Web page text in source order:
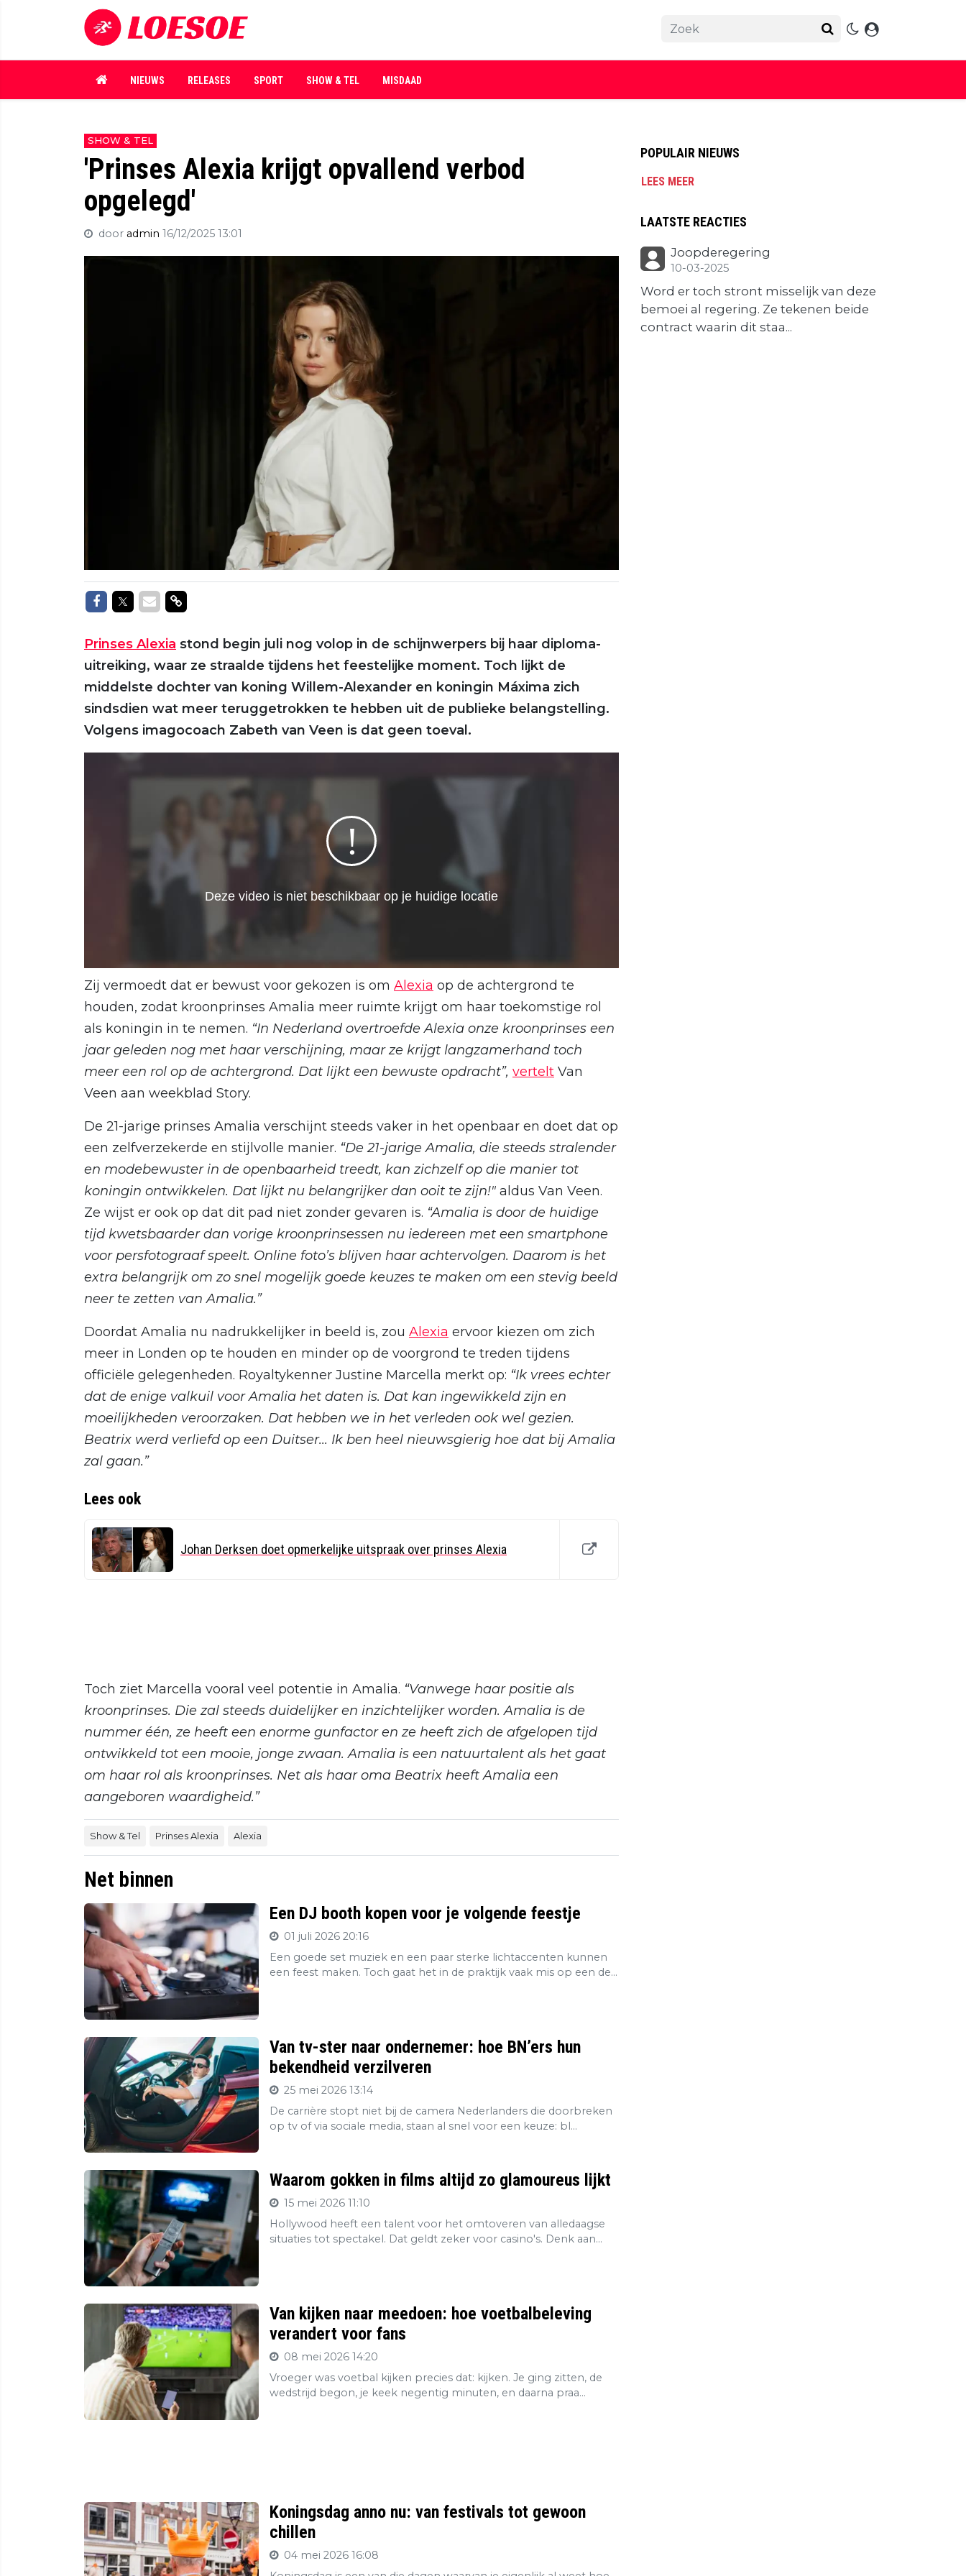
NIEUWS RELEASES SPORT SHOW & TEL MISDAAD
SHOW & TEL
'Prinses Alexia krijgt opvallend verbod
opgelegd'
door admin 16/12/2025 13:01
Delen op Facebook
Delen op Twitter
Delen via Mail
Delen via link
Prinses Alexia stond begin juli nog volop in de schijnwerpers bij haar diploma-
uitreiking, waar ze straalde tijdens het feestelijke moment. Toch lijkt de
middelste dochter van koning Willem-Alexander en koningin Máxima zich
sindsdien wat meer teruggetrokken te hebben uit de publieke belangstelling.
Volgens imagocoach Zabeth van Veen is dat geen toeval.
Zij vermoedt dat er bewust voor gekozen is om Alexia op de achtergrond te
houden, zodat kroonprinses Amalia meer ruimte krijgt om haar toekomstige rol
als koningin in te nemen. “In Nederland overtroefde Alexia onze kroonprinses een
jaar geleden nog met haar verschijning, maar ze krijgt langzamerhand toch
meer een rol op de achtergrond. Dat lijkt een bewuste opdracht”, vertelt Van
Veen aan weekblad Story.
De 21-jarige prinses Amalia verschijnt steeds vaker in het openbaar en doet dat op
een zelfverzekerde en stijlvolle manier. “De 21-jarige Amalia, die steeds stralender
en modebewuster in de openbaarheid treedt, kan zichzelf op die manier tot
koningin ontwikkelen. Dat lijkt nu belangrijker dan ooit te zijn!" aldus Van Veen.
Ze wijst er ook op dat dit pad niet zonder gevaren is. “Amalia is door de huidige
tijd kwetsbaarder dan vorige kroonprinsessen nu iedereen met een smartphone
voor persfotograaf speelt. Online foto’s blijven haar achtervolgen. Daarom is het
extra belangrijk om zo snel mogelijk goede keuzes te maken om een stevig beeld
neer te zetten van Amalia.”
Doordat Amalia nu nadrukkelijker in beeld is, zou Alexia ervoor kiezen om zich
meer in Londen op te houden en minder op de voorgrond te treden tijdens
officiële gelegenheden. Royaltykenner Justine Marcella merkt op: “Ik vrees echter
dat de enige valkuil voor Amalia het daten is. Dat kan ingewikkeld zijn en
moeilijkheden veroorzaken. Dat hebben we in het verleden ook wel gezien.
Beatrix werd verliefd op een Duitser... Ik ben heel nieuwsgierig hoe dat bij Amalia
zal gaan.”
Lees ook
Johan Derksen doet opmerkelijke uitspraak over prinses Alexia
Toch ziet Marcella vooral veel potentie in Amalia. “Vanwege haar positie als
kroonprinses. Die zal steeds duidelijker en inzichtelijker worden. Amalia is de
nummer één, ze heeft een enorme gunfactor en ze heeft zich de afgelopen tijd
ontwikkeld tot een mooie, jonge zwaan. Amalia is een natuurtalent als het gaat
om haar rol als kroonprinses. Net als haar oma Beatrix heeft Amalia een
aangeboren waardigheid.”
Show & Tel Prinses Alexia Alexia
Net binnen
Een DJ booth kopen voor je volgende feestje
01 juli 2026 20:16
Een goede set muziek en een paar sterke lichtaccenten kunnen
een feest maken. Toch gaat het in de praktijk vaak mis op een de...
Van tv-ster naar ondernemer: hoe BN’ers hun
bekendheid verzilveren
25 mei 2026 13:14
De carrière stopt niet bij de camera Nederlanders die doorbreken
op tv of via sociale media, staan al snel voor een keuze: bl...
Waarom gokken in films altijd zo glamoureus lijkt
15 mei 2026 11:10
Hollywood heeft een talent voor het omtoveren van alledaagse
situaties tot spectakel. Dat geldt zeker voor casino's. Denk aan...
Van kijken naar meedoen: hoe voetbalbeleving
verandert voor fans
08 mei 2026 14:20
Vroeger was voetbal kijken precies dat: kijken. Je ging zitten, de
wedstrijd begon, je keek negentig minuten, en daarna praa...
Koningsdag anno nu: van festivals tot gewoon
chillen
04 mei 2026 16:08
POPULAIR NIEUWS
LEES MEER
LAATSTE REACTIES
Joopderegering
10-03-2025
Word er toch stront misselijk van deze
bemoei al regering. Ze tekenen beide
contract waarin dit staa...